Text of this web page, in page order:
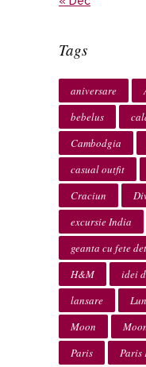
Tags
aniversare
bebelus
Cambodgia
casual outfit
Craciun
excursie India
geanta cu fete
H&M
idei
lansare
Moon
Paris
Paris